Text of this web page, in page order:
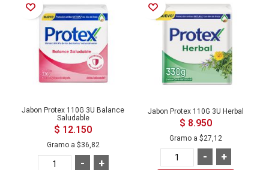
Añadir a la Lista de Deseos
Jabon Protex 110G 3U Balance
Saludable
$ 12.150
Gramo a $36,82
+
-
Añadir a la Lista de Deseos
Jabon Protex 110G 3U Herbal
$ 8.950
Gramo a $27,12
+
-